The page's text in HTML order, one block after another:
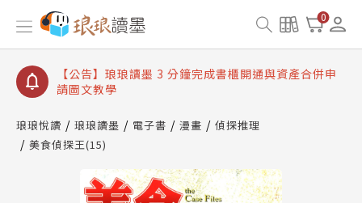
0
【公告】琅琅讀墨數位閱讀資產合併與書櫃開通申請
【公告】琅琅讀墨書櫃開通常見問題
【公告】琅琅讀墨 3 分鐘完成書櫃開通與資產合併申
請圖文教學
查詢
【公告】琅琅讀墨數位閱讀資產合併與書櫃開通申請
琅琅悅讀 琅琅讀墨 電子書 漫畫
偵探推理
美食偵探王(15)